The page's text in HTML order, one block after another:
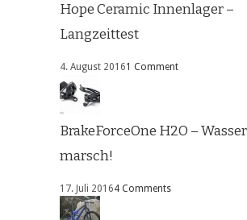
Hope Ceramic Innenlager –
Langzeittest
4. August 20161 Comment
BrakeForceOne H2O – Wasser
marsch!
17. Juli 20164 Comments